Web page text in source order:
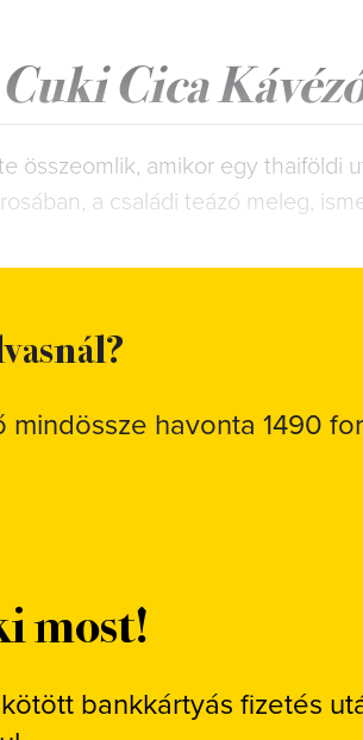
Cica
összeomlik, amikor egy thaiföldi
a családi teázó meleg,
havonta 1490
most!
bankkártyás fizetés